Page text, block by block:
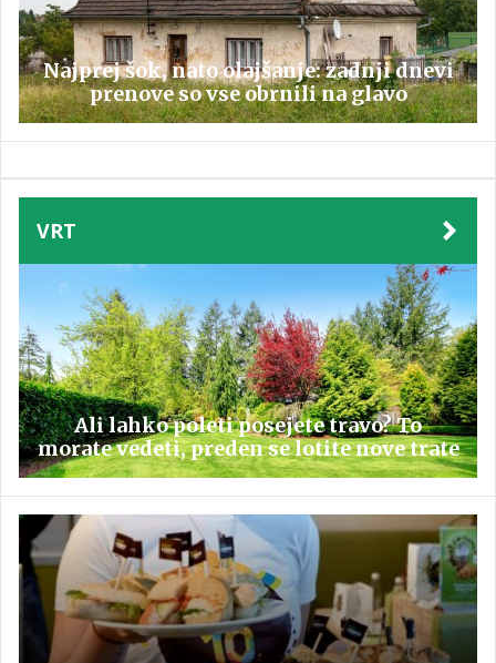
Najprej šok, nato olajšanje: zadnji dnevi
prenove so vse obrnili na glavo
VRT
Ali lahko poleti posejete travo? To
morate vedeti, preden se lotite nove trate